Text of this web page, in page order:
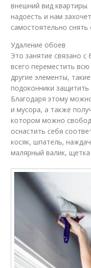
внешний вид
надоесть и нам
самостоятельно
Удаление обоев
Это занятие связано
всего переместить
другие элементы,
подоконники
Благодаря этому
и мусора, а также
котором можно
оснастить себя
косяк, шпатель,
малярный валик, щетка